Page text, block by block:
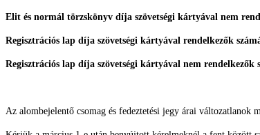
Elit és normál törzskönyv díja szövetségi kártyával nem
Regisztrációs lap díja szövetségi kártyával rendelkezők
Regisztrációs lap díja szövetségi kártyával nem
Az alombejelentő csomag és fedeztetési jegy árai változatlanok